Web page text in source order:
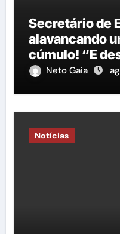
Secretário de
alavancando
cúmulo! “E
importância
poliesportiva”
Neto Gaia
Notícias